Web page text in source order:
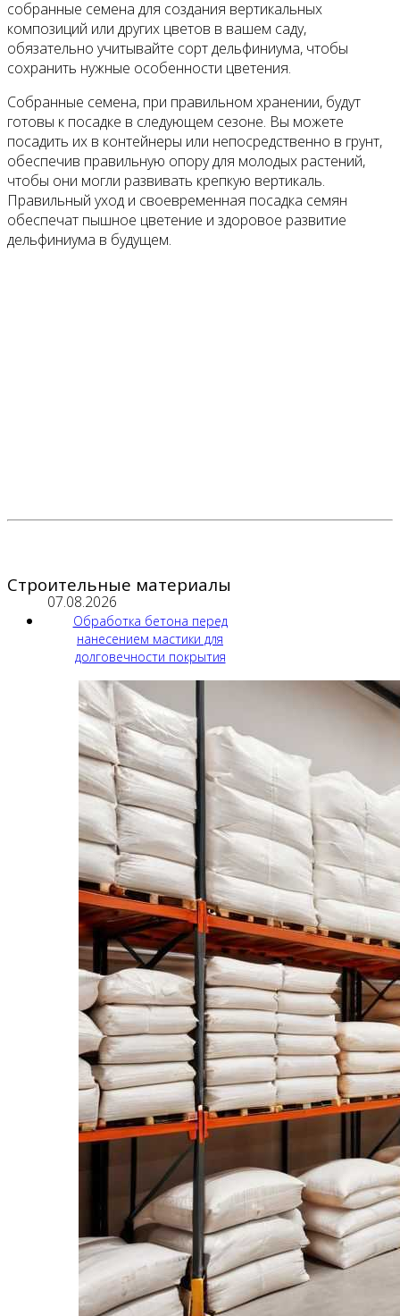
собранные семена для создания вертикальных
композиций или других цветов в вашем саду,
обязательно учитывайте сорт дельфиниума, чтобы
сохранить нужные особенности цветения.
Собранные семена, при правильном хранении, будут
готовы к посадке в следующем сезоне. Вы можете
посадить их в контейнеры или непосредственно в грунт,
обеспечив правильную опору для молодых растений,
чтобы они могли развивать крепкую вертикаль.
Правильный уход и своевременная посадка семян
обеспечат пышное цветение и здоровое развитие
дельфиниума в будущем.
Строительные материалы
07.08.2026
Обработка бетона перед
нанесением мастики для
долговечности покрытия